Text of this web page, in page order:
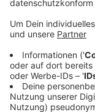
Anzeige
Eine richtige
Nachmittag in
Borusse Jonas